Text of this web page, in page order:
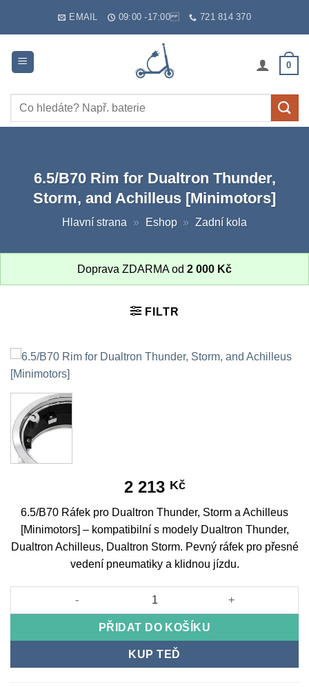
EMAIL 09:00 -17:00 721 814 370
0
Hledat:
6.5/B70 Rim for Dualtron Thunder,
Storm, and Achilleus [Minimotors]
Hlavní strana » Eshop » Zadní kola
Doprava ZDARMA od 2 000 Kč
FILTR
2 213 Kč
6.5/B70 Ráfek pro Dualtron Thunder, Storm a Achilleus
[Minimotors] – kompatibilní s modely Dualtron Thunder,
Dualtron Achilleus, Dualtron Storm. Pevný ráfek pro přesné
vedení pneumatiky a klidnou jízdu.
6.5/B70 Rim for Dualtron Thunder, Storm, and Achilleus
PŘIDAT DO KOŠÍKU
KUP TEĎ